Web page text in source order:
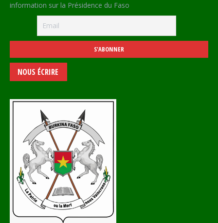
information sur la Présidence du Faso
NOUS ÉCRIRE